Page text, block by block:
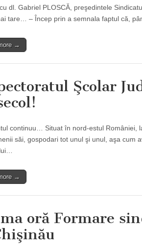
dl. Gabriel PLOSCĂ, preşedintele
tare… – Încep prin a semnala faptul că,
→
Şcolar
continuu… Situat în nord-estul României,
săi, gospodari tot unul şi unul, aşa cum
→
oră Formare